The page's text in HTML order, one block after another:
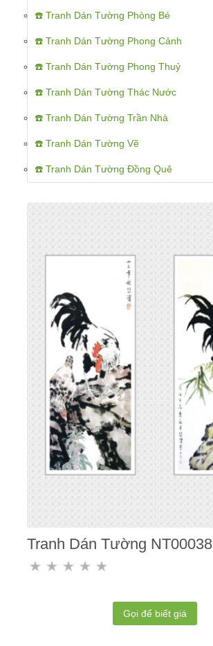
☎️ Tranh Dán Tường Phòng Bé
☎️ Tranh Dán Tường Phong Cảnh
☎️ Tranh Dán Tường Phong Thuỷ
☎️ Tranh Dán Tường Thác Nước
☎️ Tranh Dán Tường Trần Nhà
☎️ Tranh Dán Tường Vẽ
☎️ Tranh Dán Tường Đồng Quê
Tranh Dán Tường NT00038
Gọi để biết giá